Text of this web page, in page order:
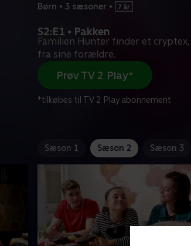
Børn • 3 sæsoner •
S2:E1 • Pakken
Familien Hunter finder et
fra sine forældre.
Prøv TV 2 Play*
*tilkøbes til TV 2 Play abonnement
Sæson 1 Sæson 2 Sæson 3